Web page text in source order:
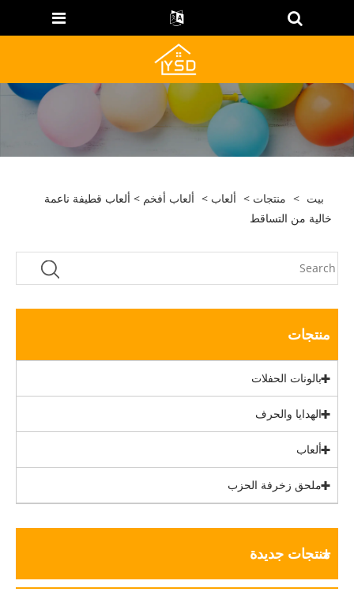
بيت > منتجات > ألعاب > ألعاب أفخم > ألعاب قطيفة ناعمة
خالية من التساقط
منتجات
بالونات الحفلات
الهدايا والحرف
ألعاب
ملحق زخرفة الحزب
منتجات جديدة